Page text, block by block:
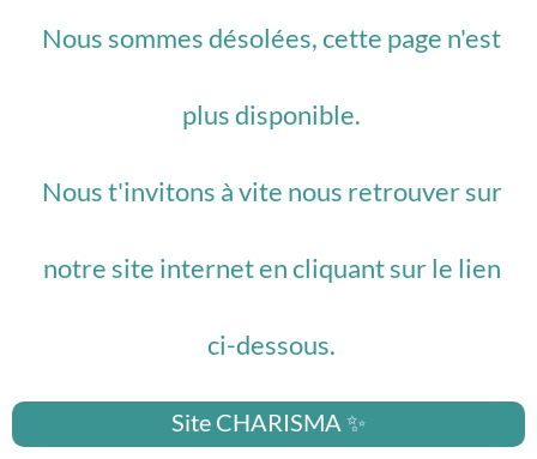
Nous sommes désolées, cette page n'est
plus disponible.
Nous t'invitons à vite nous retrouver sur
notre site internet en cliquant sur le lien
ci-dessous.
Site CHARISMA ✨